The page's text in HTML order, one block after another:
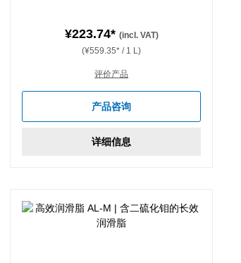
¥223.74* (incl. VAT)
(¥559.35* / 1 L)
评价产品
产品咨询
详细信息